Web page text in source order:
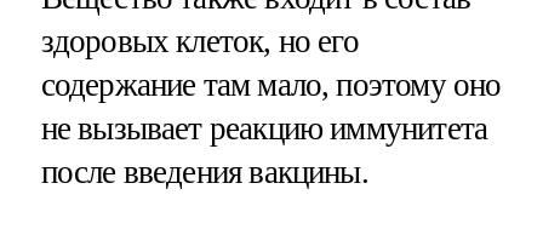
здоровых клеток, но его
содержание там мало, поэтому оно
не вызывает реакцию иммунитета
после введения вакцины.